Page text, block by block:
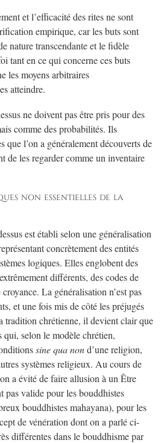
et l’efficacité des rites ne sont
empirique, car les buts sont
nature transcendante et le fidèle
tant en ce qui concerne ces buts
les moyens arbitraires
atteindre.
ne doivent pas être pris pour des
comme des probabilités. Ils
que l’on a généralement découverts de
de les regarder comme un inventaire
non essentielles de la
est établi selon une généralisation
concrètement des entités
logiques. Elles englobent des
différents, des codes de
La généralisation n’est pas
et une fois mis de côté les préjugés
tradition chrétienne, il devient clair que
qui, selon le modèle chrétien,
sine qua nond’une religion,
systèmes religieux. Au cours de
a évité de faire allusion à un Être
pas valide pour les bouddhistes
bouddhistes mahayana), pour les
de vénération dont on a parlé ci-
différentes dans le bouddhisme par